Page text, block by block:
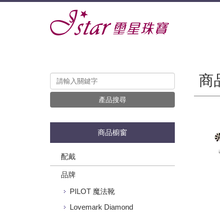
產品搜尋
商品櫥窗
配戴
品牌
PILOT 魔法靴
Lovemark Diamond
商